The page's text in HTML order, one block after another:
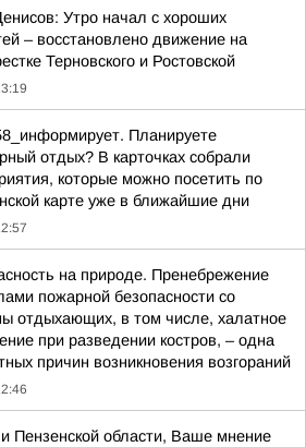
Утро начал с хороших
– восстановлено движение на
Терновского и Ростовской
Планируете
отдых? В карточках собрали
которые можно посетить по
карте уже в ближайшие дни
на природе. Пренебрежение
пожарной безопасности со
отдыхающих, в том числе, халатное
при разведении костров, – одна
причин возникновения возгораний
Пензенской области, Ваше мнение